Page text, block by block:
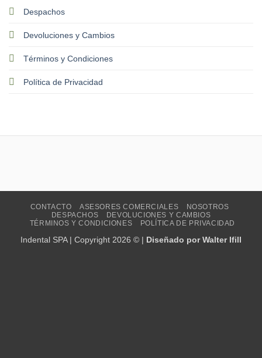
Despachos
Devoluciones y Cambios
Términos y Condiciones
Política de Privacidad
CONTACTO ASESORES COMERCIALES
NOSOTROS
DESPACHOS
DEVOLUCIONES Y CAMBIOS
TÉRMINOS Y CONDICIONES
POLÍTICA DE PRIVACIDAD
Indental SPA | Copyright 2026 © | Diseñado por Walter Ifill